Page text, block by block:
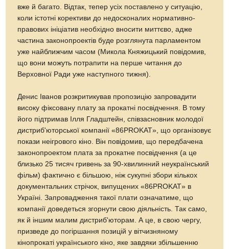
вже й багато. Відтак, тепер усіх поставлено у ситуацію,
коли істотні корективи до недосконалих нормативно-
правових ініціатив необхідно вносити миттєво, адже
частина законопроектів буде розглянута парламентом
уже найближчим часом (Микола Княжицький повідомив,
що вони можуть потрапити на перше читання до
Верховної Ради уже наступного тижня).
Денис Іванов розкритикував пропозицію запровадити
високу фіксовану плату за прокатні посвідчення. В тому
його підтримав Ілля Гладштейн, співзасновник молодої
дистриб'юторської компанії «86PROKAT», що організовує
покази неігрового кіно. Він повідомив, що передбачена
законопроектом плата за прокатне посвідчення (а це
близько 25 тисяч гривень за 90-хвилинний неукраїнський
фільм) фактично є більшою, ніж сукупні збори кількох
документальних стрічок, випущених «86PROKAT» в
Україні. Запровадження такої плати означатиме, що
компанії доведеться згорнути свою діяльність. Так само,
як й іншим малим дистриб'юторам. А це, в свою чергу,
призведе до погіршання позицій у вітчизняному
кінопрокаті українського кіно, яке завдяки збільшенню